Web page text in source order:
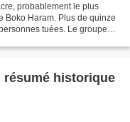
probablement le plus
Boko Haram. Plus de quinze
tuées. Le groupe
résumé historique